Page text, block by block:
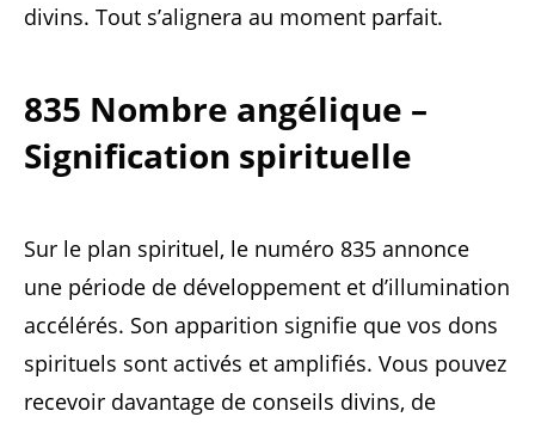
divins. Tout s’alignera au moment parfait.
835 Nombre angélique –
Signification spirituelle
Sur le plan spirituel, le numéro 835 annonce
une période de développement et d’illumination
accélérés. Son apparition signifie que vos dons
spirituels sont activés et amplifiés. Vous pouvez
recevoir davantage de conseils divins, de